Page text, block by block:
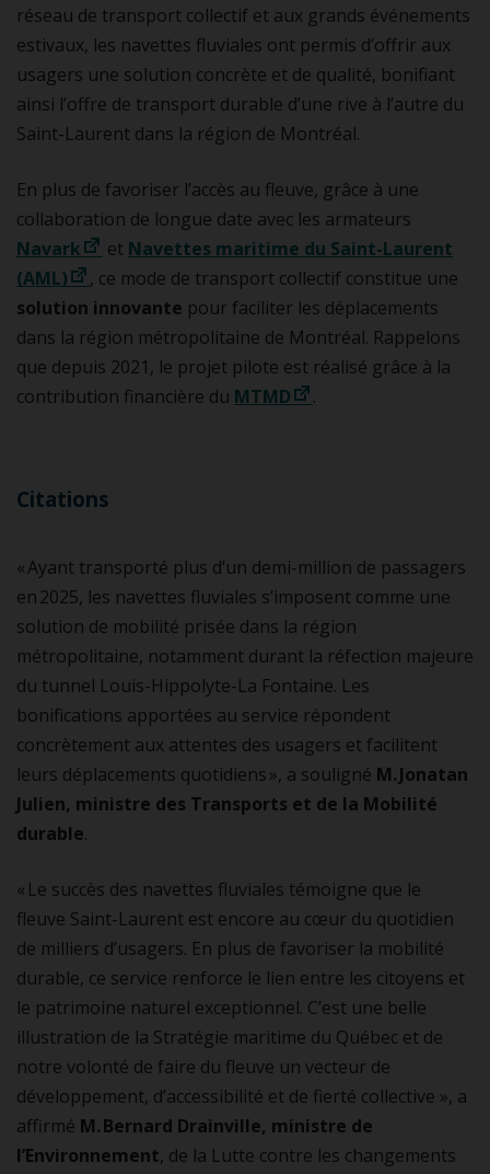
réseau de transport collectif et aux grands événements
estivaux, les navettes fluviales ont permis d’offrir aux
usagers une solution concrète et de qualité, bonifiant
ainsi l’offre de transport durable d’une rive à l’autre du
Saint-Laurent dans la région de Montréal.
En plus de favoriser l’accès au fleuve, grâce à une
collaboration de longue date avec les armateurs
Navark
et Navettes maritime du Saint-Laurent
(AML)
, ce mode de transport collectif constitue une
solution innovante pour faciliter les déplacements
dans la région métropolitaine de Montréal. Rappelons
que depuis 2021, le projet pilote est réalisé grâce à la
contribution financière du MTMD .
Citations
« Ayant transporté plus d’un demi-million de passagers
en 2025, les navettes fluviales s’imposent comme une
solution de mobilité prisée dans la région
métropolitaine, notamment durant la réfection majeure
du tunnel Louis-Hippolyte-La Fontaine. Les
bonifications apportées au service répondent
concrètement aux attentes des usagers et facilitent
leurs déplacements quotidiens », a souligné M. Jonatan
Julien, ministre des Transports et de la Mobilité
durable.
« Le succès des navettes fluviales témoigne que le
fleuve Saint-Laurent est encore au cœur du quotidien
de milliers d’usagers. En plus de favoriser la mobilité
durable, ce service renforce le lien entre les citoyens et
le patrimoine naturel exceptionnel. C’est une belle
illustration de la Stratégie maritime du Québec et de
notre volonté de faire du fleuve un vecteur de
développement, d’accessibilité et de fierté collective », a
affirmé M. Bernard Drainville, ministre de
l’Environnement, de la Lutte contre les changements